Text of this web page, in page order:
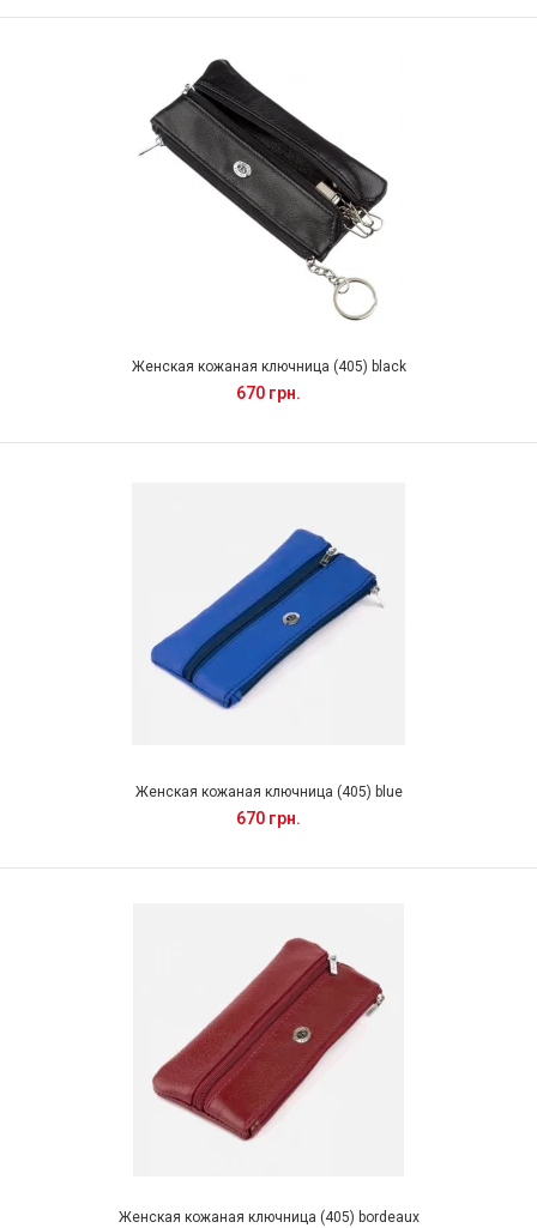
Женская кожаная ключница (405) black
670 грн.
Женская кожаная ключница (405) blue
670 грн.
Женская кожаная ключница (405) bordeaux